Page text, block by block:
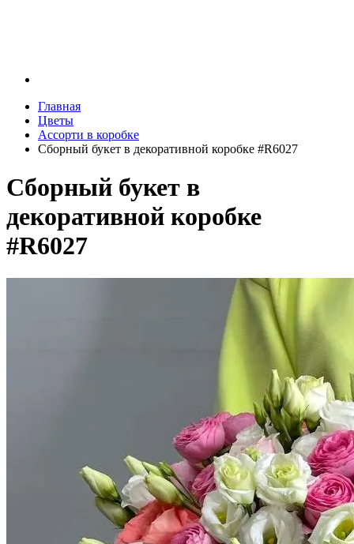
Главная
Цветы
Ассорти в коробке
Сборный букет в декоративной коробке #R6027
Сборный букет в
декоративной коробке
#R6027